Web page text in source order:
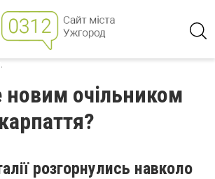
новим очільником
розгорнулись навколо